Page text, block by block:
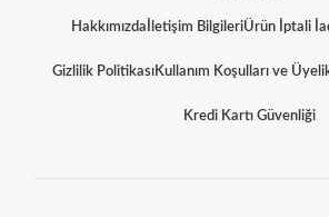
Hakkımızda İletişim BilgileriÜrün İptali
Gizlilik PolitikasıKullanım Koşulları ve
Kredi Kartı Güvenliği